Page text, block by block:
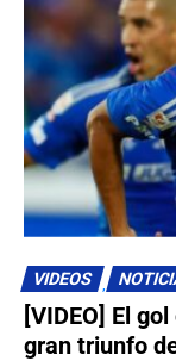
VIDEOS
[VIDEO] El
gran triunfo